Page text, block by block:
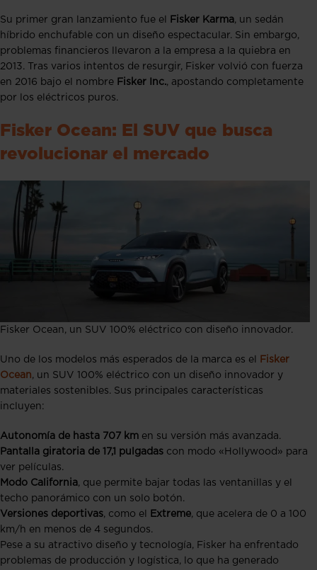
Su primer gran lanzamiento fue el Fisker Karma, un sedán
híbrido enchufable con un diseño espectacular. Sin embargo,
problemas financieros llevaron a la empresa a la quiebra en
2013. Tras varios intentos de resurgir, Fisker volvió con fuerza
en 2016 bajo el nombre Fisker Inc., apostando completamente
por los eléctricos puros.
Fisker Ocean: El SUV que busca
revolucionar el mercado
Fisker Ocean, un SUV 100% eléctrico con diseño innovador.
Uno de los modelos más esperados de la marca es el
Fisker
Ocean, un SUV 100% eléctrico con un diseño innovador y
materiales sostenibles. Sus principales características
incluyen:
Autonomía de hasta 707 km en su versión más avanzada.
Pantalla giratoria de 17,1 pulgadas con modo «Hollywood» para
ver películas.
Modo California, que permite bajar todas las ventanillas y el
techo panorámico con un solo botón.
Versiones deportivas, como el Extreme, que acelera de 0 a 100
km/h en menos de 4 segundos.
Pese a su atractivo diseño y tecnología, Fisker ha enfrentado
problemas de producción y logística, lo que ha generado